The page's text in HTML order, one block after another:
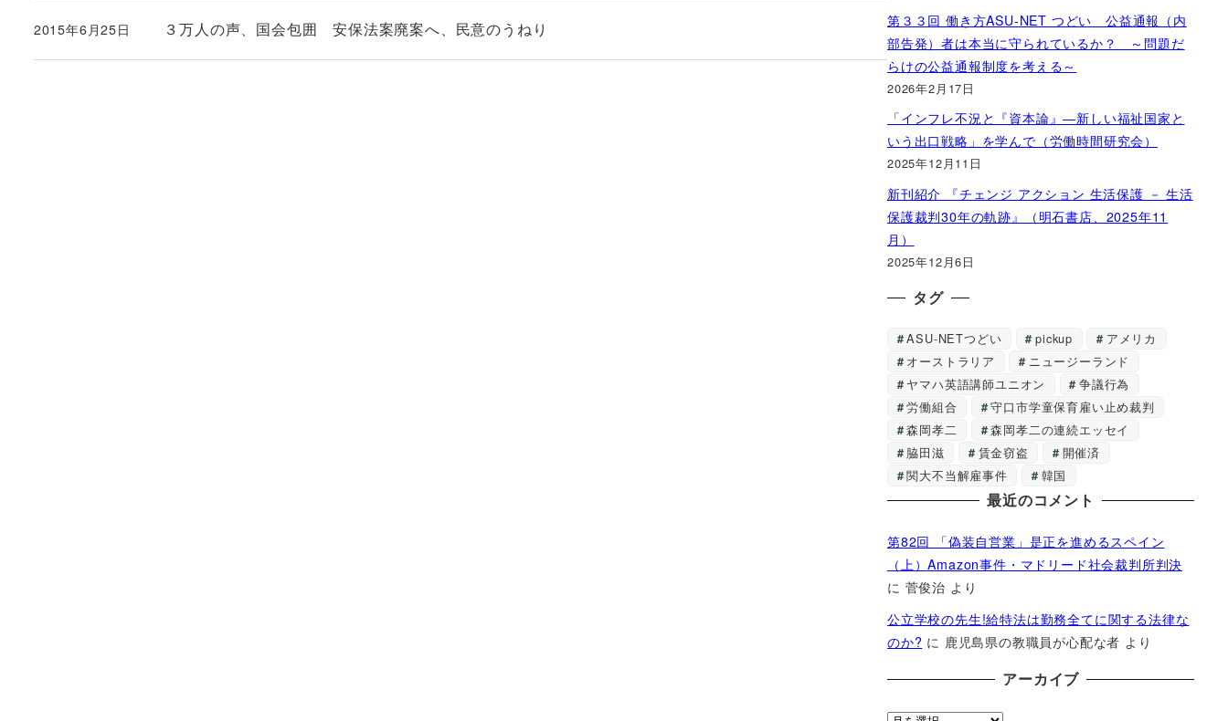
３万人の声、国会包囲 安保法案廃案へ、民意のうねり
投稿日
2015年6月25日
第３３回 働き方ASU-NET つどい 公益通報（内
部告発）者は本当に守られているか？ ～問題だ
らけの公益通報制度を考える～
2026年2月17日
「インフレ不況と『資本論』―新しい福祉国家と
いう出口戦略」を学んで（労働時間研究会）
2025年12月11日
新刊紹介 『チェンジ アクション 生活保護 － 生活
保護裁判30年の軌跡』（明石書店、2025年11
月）
2025年12月6日
タグ
ASU-NETつどい pickup
アメリカ
オーストラリア
ニュージーランド
ヤマハ英語講師ユニオン
争議行為
労働組合
守口市学童保育雇い止め裁判
森岡孝二
森岡孝二の連続エッセイ
脇田滋
賃金窃盗
開催済
関大不当解雇事件
韓国
最近のコメント
第82回 「偽装自営業」是正を進めるスペイン
（上）Amazon事件・マドリード社会裁判所判決
に 菅俊治 より
公立学校の先生!給特法は勤務全てに関する法律な
のか? に 鹿児島県の教職員が心配な者 より
アーカイブ